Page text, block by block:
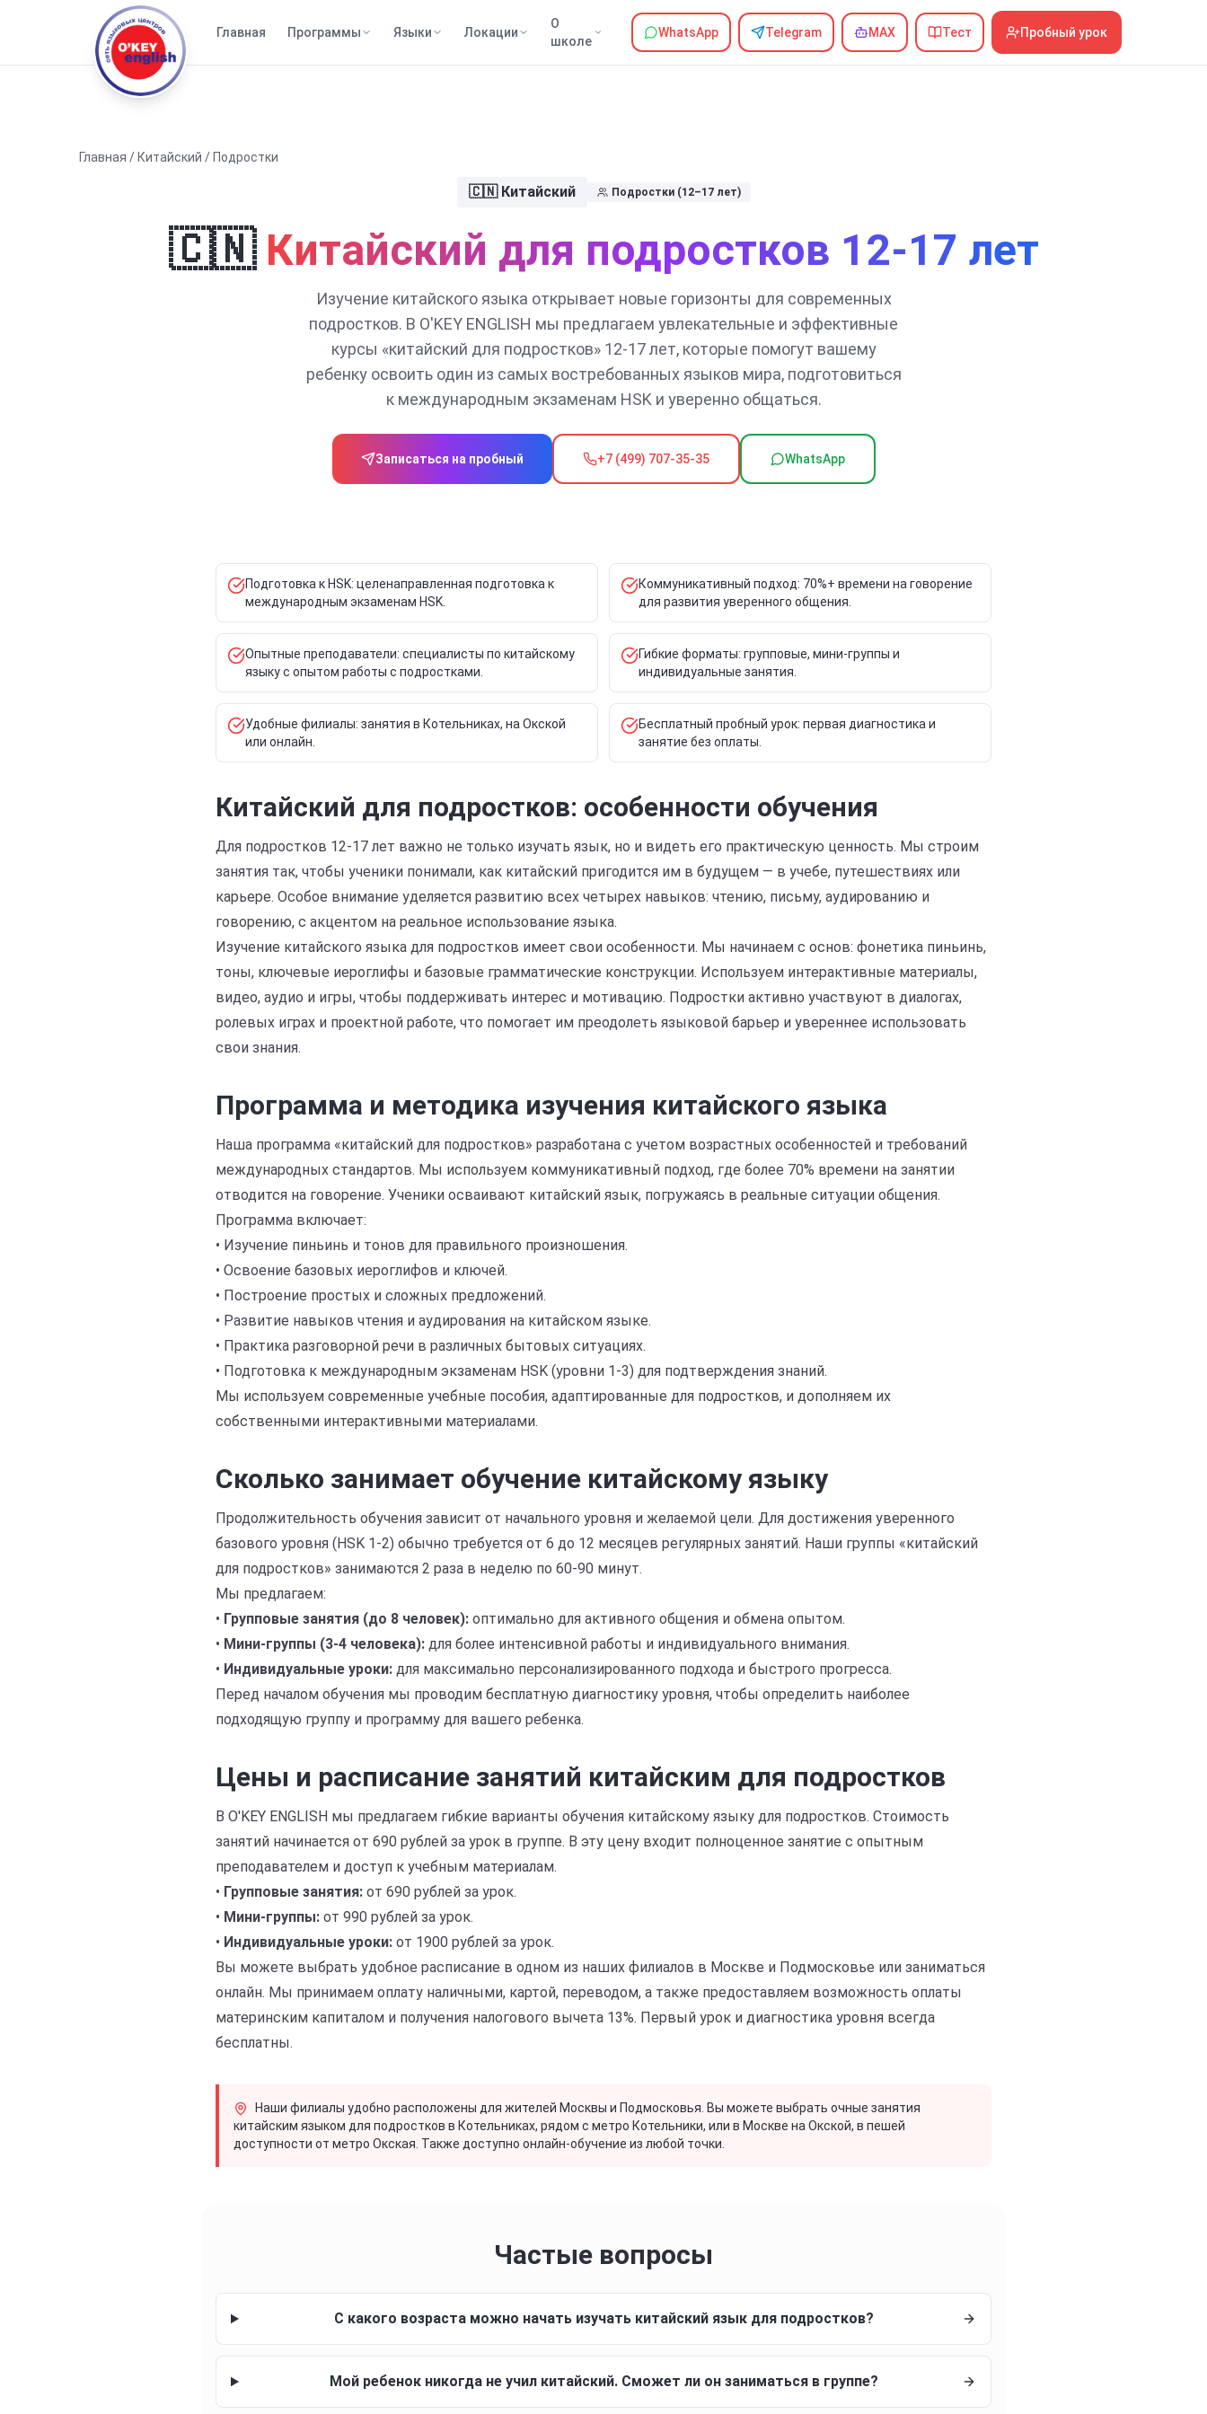
Главная Программы Языки Локации
О
школе
WhatsApp Telegram MAX Тест Пробный урок
Главная / Китайский / Подростки
🇨🇳 Китайский Подростки(12–17 лет)
🇨🇳 Китайский для подростков 12-17 лет
Изучение китайского языка открывает новые горизонты для современных
подростков. В O'KEY ENGLISH мы предлагаем увлекательные и эффективные
курсы «китайский для подростков» 12-17 лет, которые помогут вашему
ребенку освоить один из самых востребованных языков мира, подготовиться
к международным экзаменам HSK и уверенно общаться.
Записаться на пробный +7 (499) 707-35-35 WhatsApp
Подготовка к HSK: целенаправленная подготовка к
международным экзаменам HSK.
Коммуникативный подход: 70%+ времени на говорение
для развития уверенного общения.
Опытные преподаватели: специалисты по китайскому
языку с опытом работы с подростками.
Гибкие форматы: групповые, мини-группы и
индивидуальные занятия.
Удобные филиалы: занятия в Котельниках, на Окской
или онлайн.
Бесплатный пробный урок: первая диагностика и
занятие без оплаты.
Китайский для подростков: особенности обучения
Для подростков 12-17 лет важно не только изучать язык, но и видеть его практическую ценность. Мы строим
занятия так, чтобы ученики понимали, как китайский пригодится им в будущем — в учебе, путешествиях или
карьере. Особое внимание уделяется развитию всех четырех навыков: чтению, письму, аудированию и
говорению, с акцентом на реальное использование языка.
Изучение китайского языка для подростков имеет свои особенности. Мы начинаем с основ: фонетика пиньинь,
тоны, ключевые иероглифы и базовые грамматические конструкции. Используем интерактивные материалы,
видео, аудио и игры, чтобы поддерживать интерес и мотивацию. Подростки активно участвуют в диалогах,
ролевых играх и проектной работе, что помогает им преодолеть языковой барьер и увереннее использовать
свои знания.
Программа и методика изучения китайского языка
Наша программа «китайский для подростков» разработана с учетом возрастных особенностей и требований
международных стандартов. Мы используем коммуникативный подход, где более 70% времени на занятии
отводится на говорение. Ученики осваивают китайский язык, погружаясь в реальные ситуации общения.
Программа включает:
• Изучение пиньинь и тонов для правильного произношения.
• Освоение базовых иероглифов и ключей.
• Построение простых и сложных предложений.
• Развитие навыков чтения и аудирования на китайском языке.
• Практика разговорной речи в различных бытовых ситуациях.
• Подготовка к международным экзаменам HSK (уровни 1-3) для подтверждения знаний.
Мы используем современные учебные пособия, адаптированные для подростков, и дополняем их
собственными интерактивными материалами.
Сколько занимает обучение китайскому языку
Продолжительность обучения зависит от начального уровня и желаемой цели. Для достижения уверенного
базового уровня (HSK 1-2) обычно требуется от 6 до 12 месяцев регулярных занятий. Наши группы «китайский
для подростков» занимаются 2 раза в неделю по 60-90 минут.
Мы предлагаем:
• Групповые занятия (до 8 человек): оптимально для активного общения и обмена опытом.
• Мини-группы (3-4 человека): для более интенсивной работы и индивидуального внимания.
• Индивидуальные уроки: для максимально персонализированного подхода и быстрого прогресса.
Перед началом обучения мы проводим бесплатную диагностику уровня, чтобы определить наиболее
подходящую группу и программу для вашего ребенка.
Цены и расписание занятий китайским для подростков
В O'KEY ENGLISH мы предлагаем гибкие варианты обучения китайскому языку для подростков. Стоимость
занятий начинается от 690 рублей за урок в группе. В эту цену входит полноценное занятие с опытным
преподавателем и доступ к учебным материалам.
• Групповые занятия: от 690 рублей за урок.
• Мини-группы: от 990 рублей за урок.
• Индивидуальные уроки: от 1900 рублей за урок.
Вы можете выбрать удобное расписание в одном из наших филиалов в Москве и Подмосковье или заниматься
онлайн. Мы принимаем оплату наличными, картой, переводом, а также предоставляем возможность оплаты
материнским капиталом и получения налогового вычета 13%. Первый урок и диагностика уровня всегда
бесплатны.
Наши филиалы удобно расположены для жителей Москвы и Подмосковья. Вы можете выбрать очные занятия
китайским языком для подростков в Котельниках, рядом с метро Котельники, или в Москве на Окской, в пешей
доступности от метро Окская. Также доступно онлайн-обучение из любой точки.
Частые вопросы
С какого возраста можно начать изучать китайский язык для подростков?
Мой ребенок никогда не учил китайский. Сможет ли он заниматься в группе?